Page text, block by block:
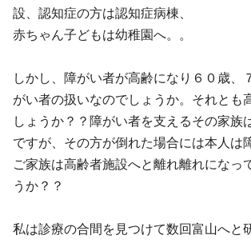
設、認知症の方は認知症病棟、
赤ちゃん子どもは幼稚園へ。。
しかし、障がい者が高齢になり６０歳、
がい者の扱いなのでしょうか。それとも
しょうか？？障がい者を支えるその家族
ですが、その方が倒れた場合には本人は
ご家族は高齢者施設へと離れ離れになっ
うか？？
私は診療の合間を見つけて数回富山へと